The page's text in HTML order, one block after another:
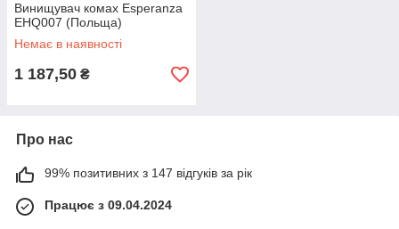
Винищувач комах Esperanza
EHQ007 (Польща)
Немає в наявності
1 187,50 ₴
Про нас
99% позитивних з 147 відгуків за рік
Працює з 09.04.2024